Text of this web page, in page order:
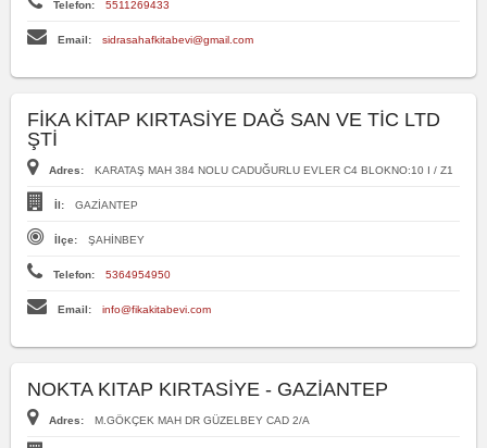
Telefon: 5511269433
Email: sidrasahafkitabevi@gmail.com
FİKA KİTAP KIRTASİYE DAĞ SAN VE TİC LTD
ŞTİ
Adres: KARATAŞ MAH 384 NOLU CADUĞURLU EVLER C4 BLOKNO:10 I / Z1
İl: GAZİANTEP
İlçe: ŞAHİNBEY
Telefon: 5364954950
Email: info@fikakitabevi.com
NOKTA KITAP KIRTASİYE - GAZİANTEP
Adres: M.GÖKÇEK MAH DR GÜZELBEY CAD 2/A